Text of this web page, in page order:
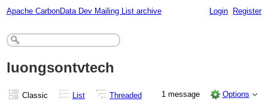
Apache CarbonData Dev Mailing List archive Login Register
luongsontvtech
Classic List Threaded 1 message Options